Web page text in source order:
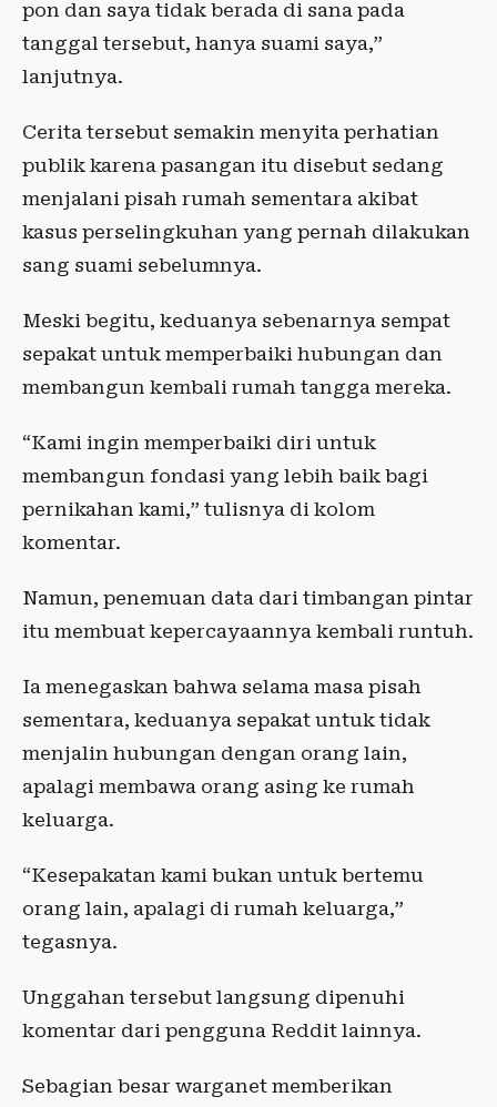
pon dan saya tidak berada di sana pada
tanggal tersebut, hanya suami saya,”
lanjutnya.
Cerita tersebut semakin menyita perhatian
publik karena pasangan itu disebut sedang
menjalani pisah rumah sementara akibat
kasus perselingkuhan yang pernah dilakukan
sang suami sebelumnya.
Meski begitu, keduanya sebenarnya sempat
sepakat untuk memperbaiki hubungan dan
membangun kembali rumah tangga mereka.
“Kami ingin memperbaiki diri untuk
membangun fondasi yang lebih baik bagi
pernikahan kami,” tulisnya di kolom
komentar.
Namun, penemuan data dari timbangan pintar
itu membuat kepercayaannya kembali runtuh.
Ia menegaskan bahwa selama masa pisah
sementara, keduanya sepakat untuk tidak
menjalin hubungan dengan orang lain,
apalagi membawa orang asing ke rumah
keluarga.
“Kesepakatan kami bukan untuk bertemu
orang lain, apalagi di rumah keluarga,”
tegasnya.
Unggahan tersebut langsung dipenuhi
komentar dari pengguna Reddit lainnya.
Sebagian besar warganet memberikan